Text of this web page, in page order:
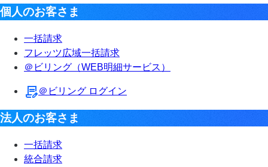
個人のお客さま
一括請求
フレッツ広域一括請求
＠ビリング（WEB明細サービス）
＠ビリング ログイン
法人のお客さま
一括請求
統合請求